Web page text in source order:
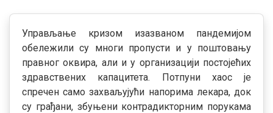
Управљање кризом изазваном пандемијом
обележили су многи пропусти и у поштовању
правног оквира, али и у организацији постојећих
здравствених капацитета. Потпуни хаос је
спречен само захваљујући напорима лекара, док
су грађани, збуњени контрадикторним порукама